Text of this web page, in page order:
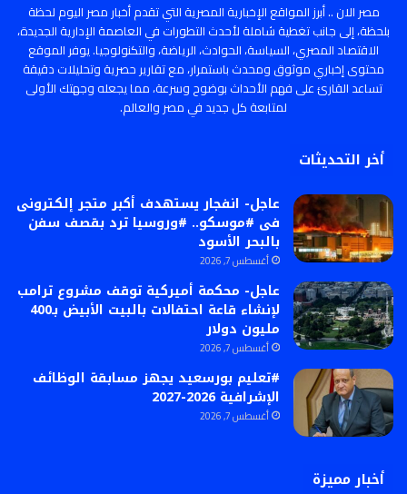
مصر الان .. أبرز المواقع الإخبارية المصرية التي تقدم أخبار مصر اليوم لحظة
بلحظة، إلى جانب تغطية شاملة لأحدث التطورات في العاصمة الإدارية الجديدة،
الاقتصاد المصري، السياسة، الحوادث، الرياضة، والتكنولوجيا. يوفر الموقع
محتوى إخباري موثوق ومحدث باستمرار، مع تقارير حصرية وتحليلات دقيقة
تساعد القارئ على فهم الأحداث بوضوح وسرعة، مما يجعله وجهتك الأولى
لمتابعة كل جديد في مصر والعالم.
أخر التحديثات
عاجل- انفجار يستهدف أكبر متجر إلكترونى
فى #موسكو.. #وروسيا ترد بقصف سفن
بالبحر الأسود
أغسطس 7, 2026
عاجل- محكمة أميركية توقف مشروع ترامب
لإنشاء قاعة احتفالات بالبيت الأبيض بـ400
مليون دولار
أغسطس 7, 2026
#تعليم بورسعيد يجهز مسابقة الوظائف
الإشرافية 2026-2027
أغسطس 7, 2026
أخبار مميزة